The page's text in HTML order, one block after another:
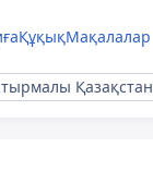
ҚұқықМақалалар
Қазақстан